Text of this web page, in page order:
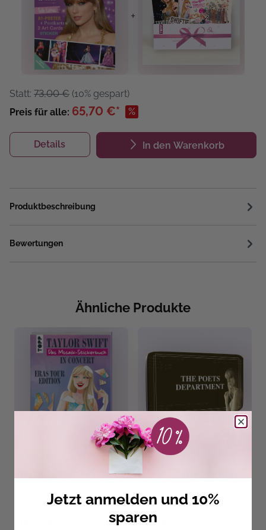
+
Statt: 73,00 € (10% gespart)
Preis für alle: 65,70 €* %
Details In den Warenkorb
Produktbeschreibung
Bewertungen
Ähnliche Produkte
14,99 €
Jetzt anmelden und 10%
sparen